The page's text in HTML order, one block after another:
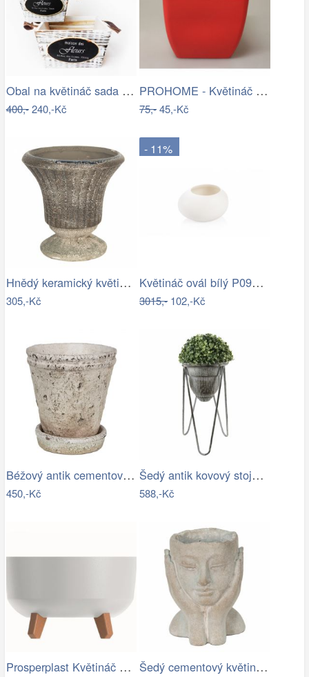
Obal na květináč sada 3ks
400,-240,-Kč
PROHOME - Květináč COUBI 19 hranatý…
75,-45,-Kč
Hnědý keramický květináč s patinou v…
305,-Kč
- 11%
Květináč ovál bílý P0990/2
3015,-102,-Kč
Béžový antik cementový květináč s…
450,-Kč
Šedý antik kovový stojan na květiny - Ø…
588,-Kč
Prosperplast Květináč Gracyeen bílý,… Šedý cementový květináč hlava ženy v…